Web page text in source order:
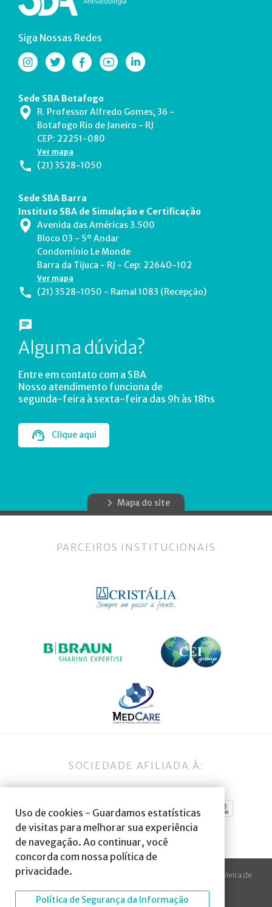
Uso de cookies - Guardamos estatísticas
de visitas para melhorar sua experiência
de navegação. Ao continuar, você
concorda com nossa política de
privacidade.
Política de Segurança da Informação
Siga Nossas Redes
Sede SBA Botafogo
R. Professor Alfredo Gomes, 36 -
Botafogo Rio de Janeiro - RJ
CEP: 22251-080
Ver mapa
(21) 3528-1050
Sede SBA Barra
Instituto SBA de Simulação e Certificação
Avenida das Américas 3.500
Bloco 03 - 5º Andar
Condomínio Le Monde
Barra da Tijuca - RJ - Cep: 22640-102
Ver mapa
(21) 3528-1050 - Ramal 1083 (Recepção)
Alguma dúvida?
Entre em contato com a SBA
Nosso atendimento funciona de
segunda-feira à sexta-feira das 9h às 18hs
Clique aqui
Mapa do site
PARCEIROS INSTITUCIONAIS
SOCIEDADE AFILIADA À:
© 2023 Todos os direitos reservados à SBA Sociedade Brasileira de
Desenvolvido porArte Digital Internet